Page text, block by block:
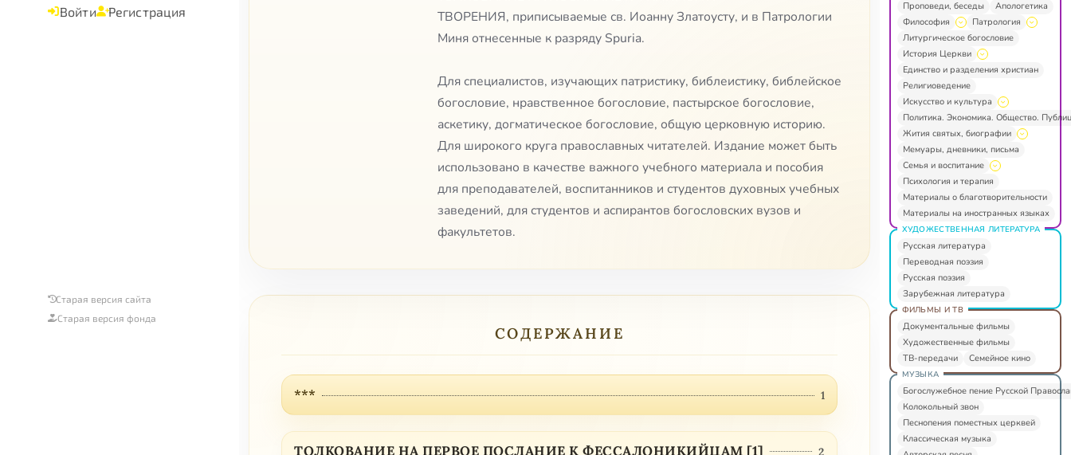
Войти Регистрация
Старая версия сайта
Старая версия фонда
ТВОРЕНИЯ, приписываемые св. Иоанну Златоусту, и в Патрологии
Миня отнесенные к разряду Spuria.
Для специалистов, изучающих патристику, библеистику, библейское
богословие, нравственное богословие, пастырское богословие,
аскетику, догматическое богословие, общую церковную историю.
Для широкого круга православных читателей. Издание может быть
использовано в качестве важного учебного материала и пособия
для преподавателей, воспитанников и студентов духовных учебных
заведений, для студентов и аспирантов богословских вузов и
факультетов.
СОДЕРЖАНИЕ
*** 1
ТОЛКОВАНИЕ НА ПЕРВОЕ ПОСЛАНИЕ К ФЕССАЛОНИКИЙЦАМ [1] 2
Проповеди, беседы
Апологетика
Философия
Патрология
Литургическое богословие
История Церкви
Единство и разделения христиан
Религиоведение
Искусство и культура
Политика. Экономика. Общество.
Жития святых, биографии
Мемуары, дневники, письма
Семья и воспитание
Психология и терапия
Материалы о благотворительности
Материалы на иностранных языках
ХУДОЖЕСТВЕННАЯ ЛИТЕРАТУРА
Русская литература
Переводная поэзия
Русская поэзия
Зарубежная литература
ФИЛЬМЫ И ТВ
Документальные фильмы
Художественные фильмы
ТВ-передачи
Семейное кино
МУЗЫКА
Богослужебное пение Русской
Колокольный звон
Песнопения поместных церквей
Классическая музыка